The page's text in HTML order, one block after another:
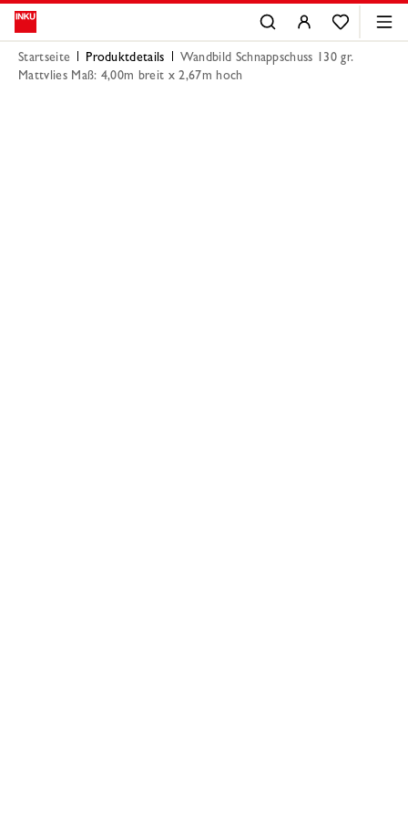
Startseite Produktdetails
Wandbild Schnappschuss 130 gr.
Mattvlies Maß: 4,00m breit x 2,67m hoch